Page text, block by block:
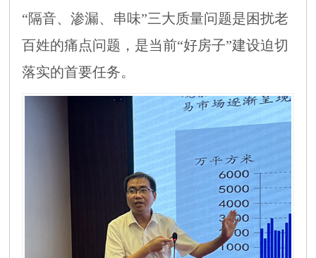
“隔音、渗漏、串味”三大质量问题是困扰老
百姓的痛点问题，是当前“好房子”建设迫切
落实的首要任务。